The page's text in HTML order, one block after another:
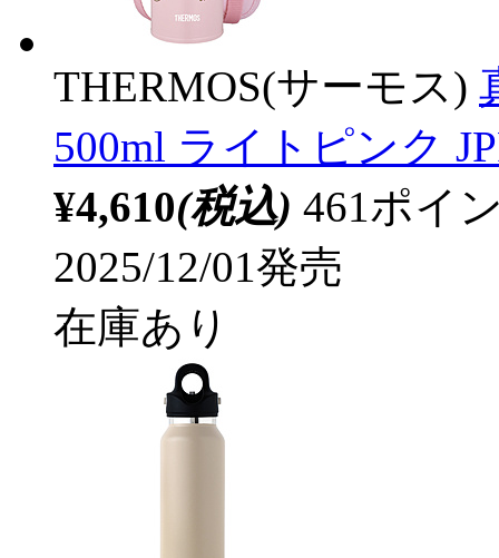
THERMOS(サーモス)
500ml ライトピンク
¥4,610(税込) 461ポイ
2025/12/01発売
在庫あり